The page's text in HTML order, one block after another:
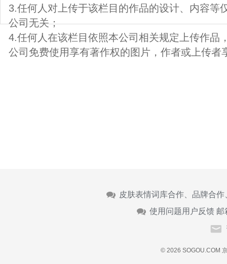
3.任何人对上传于该栏目的作品的设计、内容等
公司无关；
4.任何人在该栏目依照本公司相关规定上传作品
公司免费使用享有著作权的图片，作者或上传者
皮肤表情词库合作、品牌合
使用问题用户反馈 邮
© 2026 SOGOU.COM